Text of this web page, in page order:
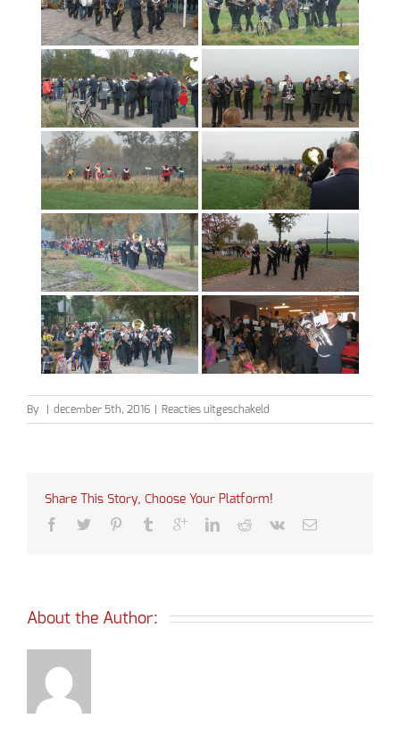
By december 5th, 2016 Reacties uitgeschakeld
Sinterklaas
Share This Story, Choose Your Platform!
About the Author: